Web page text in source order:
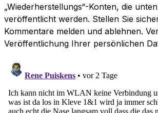
„Wiederherstellungs“-Konten, die
veröffentlicht werden. Stellen Sie
Kommentare melden und ablehnen.
Veröffentlichung Ihrer persönlichen